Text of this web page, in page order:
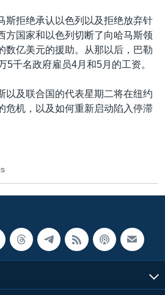
斯拒绝承认以色列以及拒绝放弃针
方国家和以色列切断了向哈马斯领
数亿美元的援助。从那以后，巴勒
5千名政府雇员4月和5月的工资。
以及联合国的代表星期二将在纽约
危机，以及如何重新启动陷入停滞